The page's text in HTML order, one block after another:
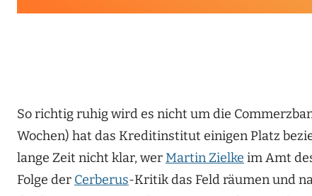
So richtig ruhig wird es nicht um die
Wochen) hat das Kreditinstitut einigen Platz
lange Zeit nicht klar, wer Martin Zielke im Amt
Folge der Cerberus-Kritik das Feld räumen und